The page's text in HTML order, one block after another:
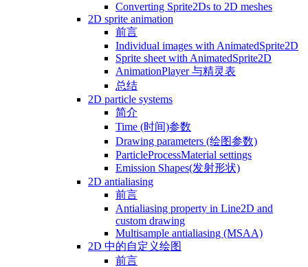
Converting Sprite2Ds to 2D meshes
2D sprite animation
前言
Individual images with AnimatedSprite2D
Sprite sheet with AnimatedSprite2D
AnimationPlayer 与精灵表
总结
2D particle systems
简介
Time (时间)参数
Drawing parameters (绘图参数)
ParticleProcessMaterial settings
Emission Shapes(发射形状)
2D antialiasing
前言
Antialiasing property in Line2D and
custom drawing
Multisample antialiasing (MSAA)
2D 中的自定义绘图
前言